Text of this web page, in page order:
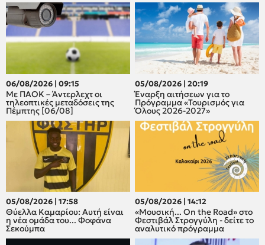
06/08/2026 | 09:15
Με ΠΑΟΚ – Άντερλεχτ οι
τηλεοπτικές μεταδόσεις της
Πέμπτης [06/08]
05/08/2026 | 20:19
Έναρξη αιτήσεων για το
Πρόγραμμα «Τουρισμός για
Όλους 2026-2027»
05/08/2026 | 17:58
Θύελλα Καμαρίου: Αυτή είναι
η νέα ομάδα του... Φοφάνα
Σεκούμπα
05/08/2026 | 14:12
«Μουσική... On the Road» στο
Φεστιβάλ Στρογγύλη - δείτε το
αναλυτικό πρόγραμμα